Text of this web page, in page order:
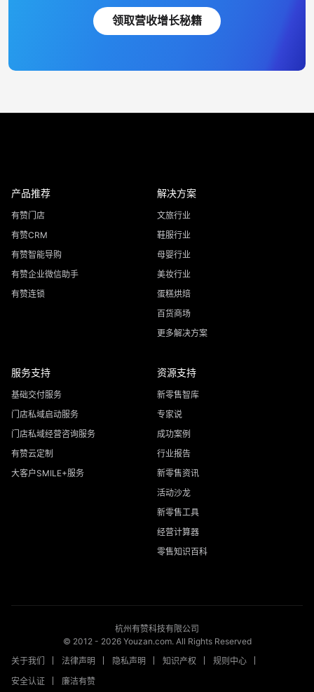
领取营收增长秘籍
产品推荐
有赞门店
有赞CRM
有赞智能导购
有赞企业微信助手
有赞连锁
解决方案
文旅行业
鞋服行业
母婴行业
美妆行业
蛋糕烘焙
百货商场
更多解决方案
服务支持
基础交付服务
门店私域启动服务
门店私域经营咨询服务
有赞云定制
大客户SMILE+服务
资源支持
新零售智库
专家说
成功案例
行业报告
新零售资讯
活动沙龙
新零售工具
经营计算器
零售知识百科
杭州有赞科技有限公司
© 2012 - 2026Youzan.com. All Rights Reserved
关于我们
法律声明 隐私声明 知识产权
规则中心
安全认证
廉洁有赞